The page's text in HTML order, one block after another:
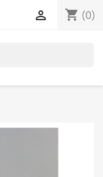
shopping_cart (0)
